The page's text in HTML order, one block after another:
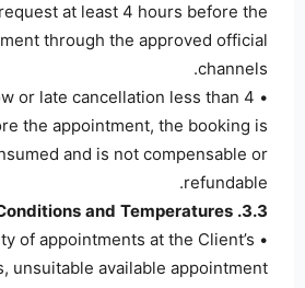
at least 4 hours before the
through the approved official
channels.
or late cancellation less than 4
the appointment, the booking is
and is not compensable or
refundable.
3.3. Operational Conditions and Temperatures
of appointments at the Client’s
unsuitable available appointment